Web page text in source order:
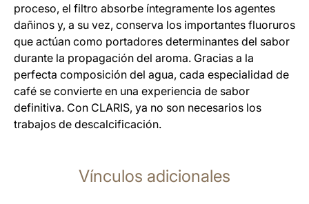
proceso, el filtro absorbe íntegramente los agentes
dañinos y, a su vez, conserva los importantes fluoruros
que actúan como portadores determinantes del sabor
durante la propagación del aroma. Gracias a la
perfecta composición del agua, cada especialidad de
café se convierte en una experiencia de sabor
definitiva. Con CLARIS, ya no son necesarios los
trabajos de descalcificación.
Vínculos adicionales